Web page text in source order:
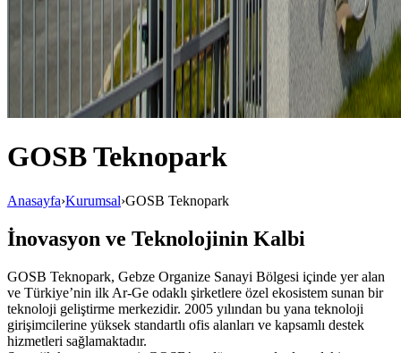
GOSB Teknopark
Anasayfa›Kurumsal›GOSB Teknopark
İnovasyon ve Teknolojinin Kalbi
GOSB Teknopark, Gebze Organize Sanayi Bölgesi içinde yer alan
ve Türkiye’nin ilk Ar-Ge odaklı şirketlere özel ekosistem sunan bir
teknoloji geliştirme merkezidir. 2005 yılından bu yana teknoloji
girişimcilerine yüksek standartlı ofis alanları ve kapsamlı destek
hizmetleri sağlamaktadır.